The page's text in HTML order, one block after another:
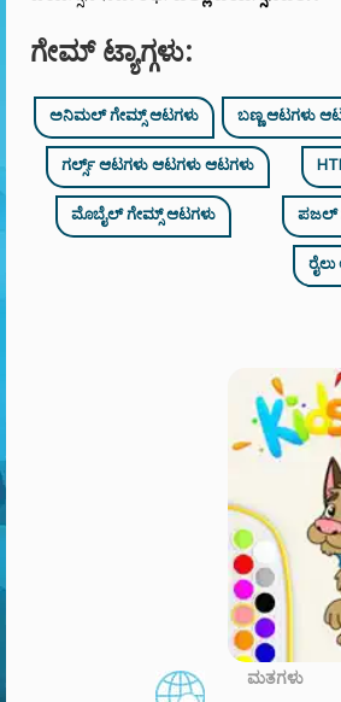
ಗೇಮ್ ಟ್ಯಾಗ್ಗಳು:
ಅನಿಮಲ್ ಗೇಮ್ಸ್ ಆಟಗಳು ಬಣ್ಣ ಆಟಗಳು
ಗರ್ಲ್ಸ್ ಆಟಗಳು ಆಟಗಳು ಆಟಗಳು
ಮೊಬೈಲ್ ಗೇಮ್ಸ್ ಆಟಗಳು ಪಜಲ್
ಮತಗಳು